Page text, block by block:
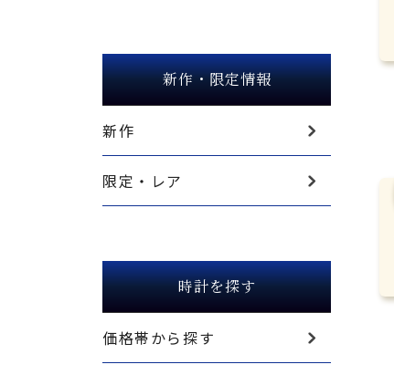
新作・限定情報
新作
限定・レア
時計を探す
価格帯から探す